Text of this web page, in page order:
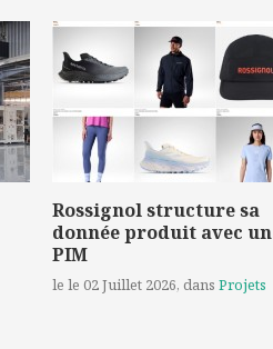
Rossignol structure sa
donnée produit avec un
PIM
le le 02 Juillet 2026, dans Projets